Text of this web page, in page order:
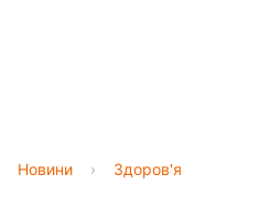
Новини › Здоров'я